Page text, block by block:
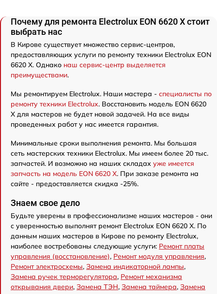
Почему для ремонта Electrolux EON 6620 X стоит
выбрать нас
В Кирове существует множество сервис-центров,
предоставляющих услуги по ремонту техники Electrolux EON
6620 X. Однако наш сервис-центр выделяется
преимуществами.
Мы ремонтируем Electrolux. Наши мастера - специалисты по
ремонту техники Electrolux. Восстановить модель EON 6620
X для мастеров не будет новой задачей. На все виды
проведенных работ у нас имеется гарантия.
Минимальные сроки выполнения ремонта. Мы большая
сеть мастерских техники Electrolux. Мы имеем более 20 тыс.
запчастей. И возможно на наших складах уже имеется
запчасть на модель EON 6620 X. При заказе ремонта на
сайте - предоставляется скидка -25%.
Знаем свое дело
Будьте уверены в профессионализме наших мастеров - они
с уверенностью выполнят ремонт Electrolux EON 6620 X. По
данным наших мастеров в Кирове по ремонту Electrolux,
наиболее востребованы следующие услуги: Ремонт платы
управления (восстановление), Ремонт модуля управления,
Ремонт электросхемы, Замена индикаторной лампы,
Замена ручек терморегулятора, Ремонт механизма
открывания двери, Замена ТЭН, Замена таймера, Замена